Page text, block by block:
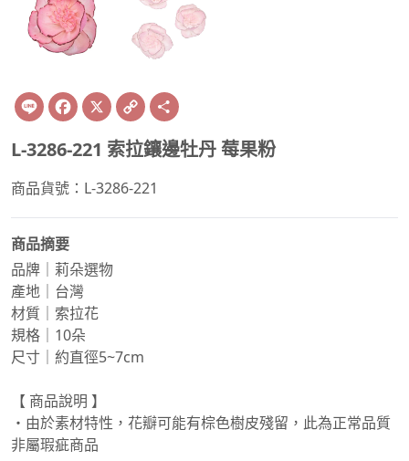
Line Facebook
X Copy
Link
L-3286-221 索拉鑲邊牡丹 莓果粉
商品貨號：L-3286-221
商品摘要
品牌｜莉朵選物
產地｜台灣
材質｜索拉花
規格｜10朵
尺寸｜約直徑5~7cm
【 商品說明 】
・由於素材特性，花瓣可能有棕色樹皮殘留，此為正常品質
非屬瑕疵商品